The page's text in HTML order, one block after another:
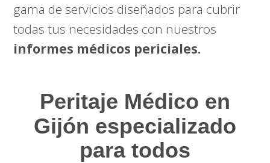
gama de servicios diseñados para cubrir
todas tus necesidades con nuestros
informes médicos periciales.
Peritaje Médico en
Gijón especializado
para todos